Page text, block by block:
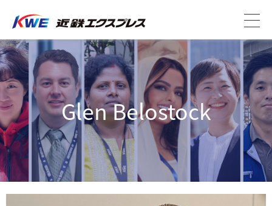
Glen Belostock